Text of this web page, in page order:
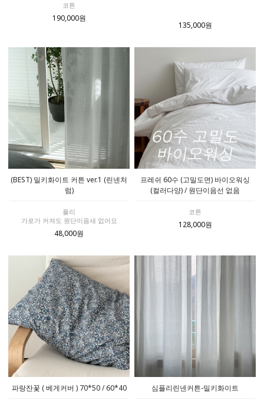
코튼
190,000원
135,000원
(BEST) 밀키화이트 커튼 ver.1 (린넨처
럼)
폴리
가로가 커져도 원단이음새 없어요
48,000원
프레쉬 60수 (고밀도면) 바이오워싱
(컬러다양) / 원단이음선 없음
코튼
128,000원
파랑잔꽃 ( 베게커버 ) 70*50 / 60*40 심플리린넨커튼-밀키화이트